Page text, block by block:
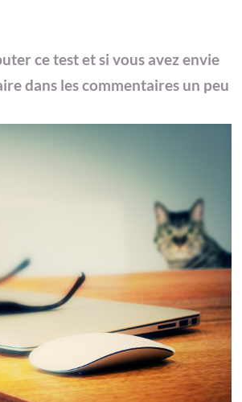
ce test et si vous avez envie
dans les commentaires un peu